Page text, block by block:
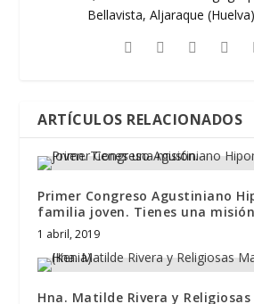
Bellavista, Aljaraque
ARTÍCULOS RELACIONADOS
Primer Congreso Agustiniano
familia joven. Tienes una
1 abril, 2019
Hna. Matilde Rivera y